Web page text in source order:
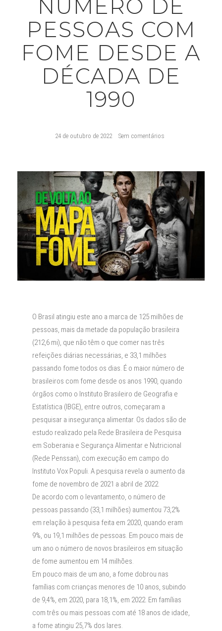
NÚMERO DE
PESSOAS COM
FOME DESDE A
DÉCADA DE
1990
24 de outubro de 2022 Sem comentários
O Brasil atingiu este ano a marca de 125 milhões de
pessoas, mais da metade da população brasileira
(212,6 mi), que não têm o que comer nas três
refeições diárias necessárias, e 33,1 milhões
passando fome todos os dias. É o maior número de
brasileiros com fome desde os anos 1990, quando
órgãos como o Instituto Brasileiro de Geografia e
Estatística (IBGE), entre outros, começaram a
pesquisar a insegurança alimentar. Os dados são de
estudo realizado pela Rede Brasileira de Pesquisa
em Soberania e Segurança Alimentar e Nutricional
(Rede Penssan), com execução em campo do
Instituto Vox Populi. A pesquisa revela o aumento da
fome de novembro de 2021 a abril de 2022.
De acordo com o levantamento, o número de
pessoas passando (33,1 milhões) aumentou 73,2%
em relação à pesquisa feita em 2020, quando eram
9%, ou 19,1 milhões de pessoas. Em pouco mais de
um ano o número de novos brasileiros em situação
de fome aumentou em 14 milhões.
Em pouco mais de um ano, a fome dobrou nas
famílias com crianças menores de 10 anos, subindo
de 9,4%, em 2020, para 18,1%, em 2022. Em famílias
com três ou mais pessoas com até 18 anos de idade,
a fome atingiu 25,7% dos lares.